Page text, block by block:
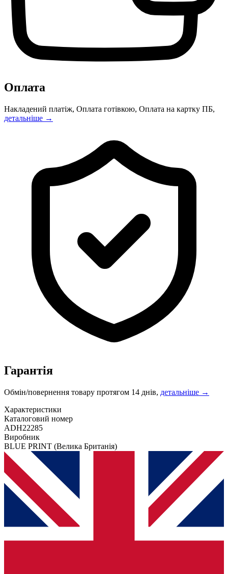
Оплата
Накладений платіж, Оплата готівкою, Оплата на картку ПБ,
детальніше →
Гарантія
Обмін/повернення товару протягом 14 днів, детальніше →
Характеристики
Каталоговий номер
ADH22285
Виробник
BLUE PRINT (Велика Британія)